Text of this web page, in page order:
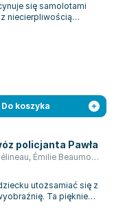
się samolotami
niecierpliwością
domem,...
Do koszyka
policjanta Pawła
, Émilie Beaumont
utożsamiać się z
Ta pięknie
n...